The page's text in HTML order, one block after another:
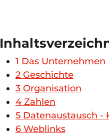
1 Das Unternehmen
2 Geschichte
3 Organisation
4 Zahlen
5 Datenaustausch -
6 Weblinks